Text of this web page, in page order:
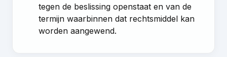
tegen de beslissing openstaat en van de
termijn waarbinnen dat rechtsmiddel kan
worden aangewend.